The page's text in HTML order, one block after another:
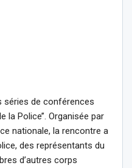
séries de conférences
la Police’’. Organisée par
nationale, la rencontre a
des représentants du
d’autres corps